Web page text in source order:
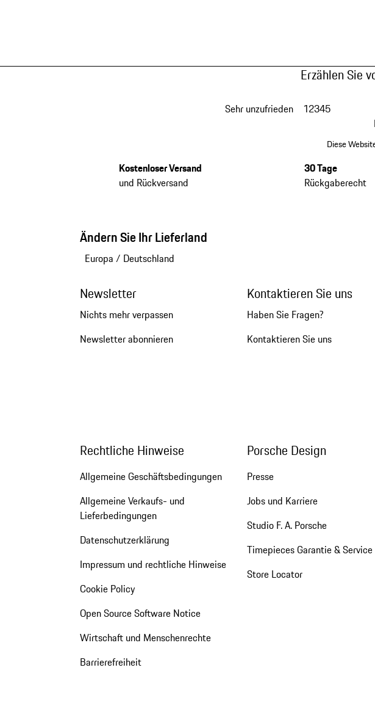
Erzählen Sie
Sehr unzufrieden 12345
Diese
Kostenloser Versand
und Rückversand
30 Tage
Rückgaberecht
Ändern Sie Ihr Lieferland
Europa / Deutschland
Newsletter
Nichts mehr verpassen
Newsletter abonnieren
Kontaktieren Sie uns
Haben Sie Fragen?
Kontaktieren Sie uns
Rechtliche Hinweise
Allgemeine Geschäftsbedingungen
Allgemeine Verkaufs- und
Lieferbedingungen
Datenschutzerklärung
Impressum und rechtliche Hinweise
Cookie Policy
Open Source Software Notice
Wirtschaft und Menschenrechte
Barrierefreiheit
Porsche Design
Presse
Jobs und Karriere
Studio F. A. Porsche
Timepieces Garantie & Service
Store Locator